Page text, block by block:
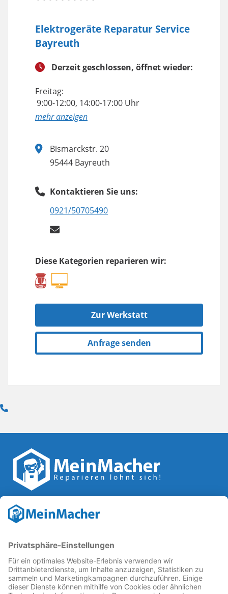
Elektrogeräte Reparatur Service
Bayreuth
Derzeit geschlossen, öffnet wieder:
Freitag:
9:00-12:00, 14:00-17:00 Uhr
anzeigen
Bismarckstr. 20
95444 Bayreuth
Kontaktieren Sie uns:
0921/50705490
Diese Kategorien reparieren wir:
Zur Werkstatt
Anfrage senden
Reparatur Revolution
Reparatur↗ für eineReparatur Revolution
Reparaturbedingungen: Für Produkte, die sich gut
reparieren lassen, für günstigere Ersatzteile und den
Erhalt der reparierenden Betriebe und des Reparatur-
Know-hows in Deutschland.